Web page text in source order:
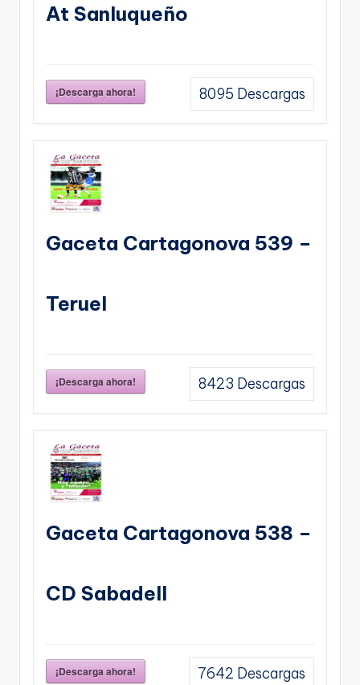
At Sanluqueño
¡Descarga ahora! 8095 Descargas
Gaceta Cartagonova 539 –
Teruel
¡Descarga ahora! 8423 Descargas
Gaceta Cartagonova 538 –
CD Sabadell
¡Descarga ahora! 7642 Descargas